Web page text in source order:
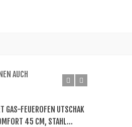
AUCH
GAS-FEUEROFEN UTSCHAK
45 CM, STAHL...